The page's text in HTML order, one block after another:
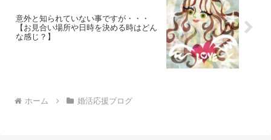
意外と知られていない事ですが・・・
【お見合い場所や日時を決める時はどん
な感じ？】
ホーム 婚活応援ブログ